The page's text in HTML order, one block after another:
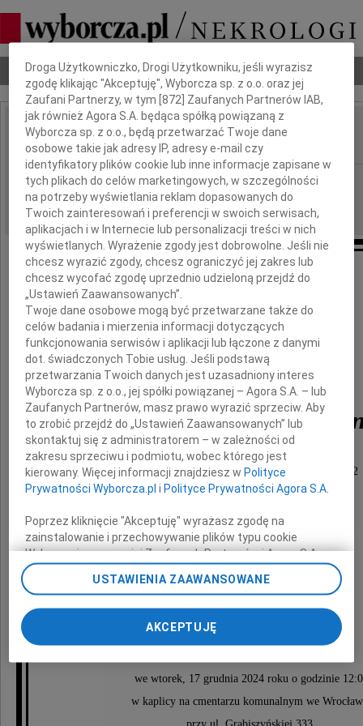
Nekrologi Odeszli Poradnik pogrzebowy
IMIĘ I NAZWISKO: Irena Sobków-Kucmin
REGION: Wrocław
DATA EMISJI: 16.12.2024
Z głębokim żalem przyjęliśmy wiadomość,
że w dniu 10 grudnia 2024 r. zmarła
Irena Sobków-
Notariusz we Wrocławiu w latach 1993 - 2012
Rodzinie
składamy wyrazy szczerego współczucia.
Rada Izby Notarialnej we Wrocławiu oraz
notariusze Izby Notarialnej we Wrocławiu
we wtorek, 17 grudnia 2024 roku o godzinie
w kaplicy na cmentarzu komunalnym we
Dbamy o Twoją prywatność
Droga Użytkowniczko, Drogi Użytkowniku, jeśli wyrazisz
zgodę klikając "Akceptuję", Wyborcza sp. z o.o. oraz jej
Zaufani Partnerzy, w tym [872] Zaufanych Partnerów IAB,
jak również Agora S.A. będąca spółką powiązaną z
Wyborcza sp. z o.o., będą przetwarzać Twoje dane
osobowe takie jak adresy IP, adresy e-mail czy
identyfikatory plików cookie lub inne informacje zapisane w
tych plikach do celów marketingowych, w szczególności
na potrzeby wyświetlania reklam dopasowanych do
Twoich zainteresowań i preferencji w swoich serwisach,
aplikacjach i w Internecie lub personalizacji treści w nich
wyświetlanych. Wyrażenie zgody jest dobrowolne. Jeśli nie
chcesz wyrazić zgody, chcesz ograniczyć jej zakres lub
chcesz wycofać zgodę uprzednio udzieloną przejdź do
„Ustawień Zaawansowanych”.
Twoje dane osobowe mogą być przetwarzane także do
celów badania i mierzenia informacji dotyczących
funkcjonowania serwisów i aplikacji lub łączone z danymi
dot. świadczonych Tobie usług. Jeśli podstawą
przetwarzania Twoich danych jest uzasadniony interes
Wyborcza sp. z o.o., jej spółki powiązanej – Agora S.A. – lub
Zaufanych Partnerów, masz prawo wyrazić sprzeciw. Aby
to zrobić przejdź do „Ustawień Zaawansowanych” lub
skontaktuj się z administratorem – w zależności od
zakresu sprzeciwu i podmiotu, wobec którego jest
kierowany. Więcej informacji znajdziesz wPolityce
Prywatności Wyborcza.pl iPolityce Prywatności Agora S.A.
Poprzez kliknięcie "Akceptuję" wyrażasz zgodę na
zainstalowanie i przechowywanie plików typu cookie
Wyborczej sp. z o. o. jej Zaufanych Partnerów i Agora S.A.
na Twoim urządzeniu końcowym. Możesz też w każdej
chwili zmienić swoje preferencje dot. plików cookie,
preferencjami dot. przetwarzania danych poprzez
odnośnik „Ustawienia prywatności” w stopce serwisu i
przechodząc do sekcji „Ustawienia zaawansowane”.
Zmiana ustawień plików cookie możliwa jest także za
pomocą ustawień przeglądarki.
USTAWIENIA ZAAWANSOWANE
AKCEPTUJĘ